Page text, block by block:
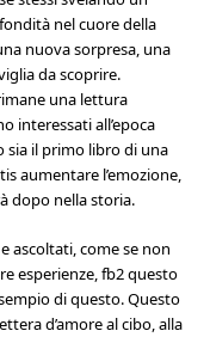
nel cuore della
nuova sorpresa, una
da scoprire.
una lettura
interessati all’epoca
sia il primo libro di una
aumentare l’emozione,
dopo nella storia.
ascoltati, come se non
esperienze, fb2 questo
di questo. Questo
d’amore al cibo, alla